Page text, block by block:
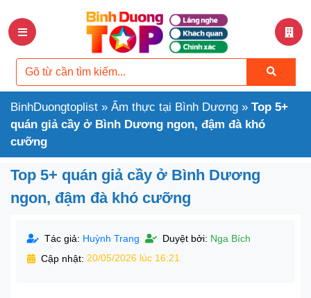
BinhDuongtoplist » Ẩm thực tại Bình Dương » Top 5+
quán giả cầy ở Bình Dương ngon, đậm đà khó
cưỡng
Top 5+ quán giả cầy ở Bình Dương
ngon, đậm đà khó cưỡng
Tác giả: Huỳnh Trang Duyệt bởi: Nga Bích
Cập nhật: 20/05/2026 lúc 16:21